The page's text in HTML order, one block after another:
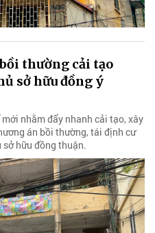
thường cải tạo
sở hữu đồng ý
nhằm đẩy nhanh cải tạo, xây
án bồi thường, tái định cư
sở hữu đồng thuận.